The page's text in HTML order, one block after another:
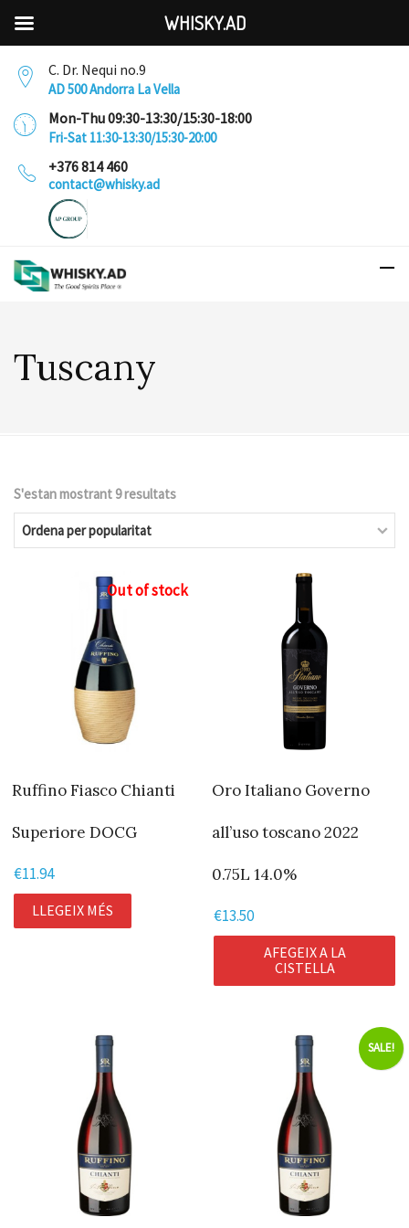
C. Dr. Nequi no.9
AD 500 Andorra La Vella
Mon-Thu 09:30-13:30/15:30-18:00
Fri-Sat 11:30-13:30/15:30-20:00
+376 814 460
contact@whisky.ad
Tuscany
S'estan mostrant 9 resultats
per
popularitat
Out of stock
Ruffino Fiasco Chianti
Superiore DOCG
€11.94
LLEGEIX MÉS
Oro Italiano Governo
all’uso toscano 2022
0.75L 14.0%
€13.50
AFEGEIX A LA
CISTELLA
SALE!
WHISKY.AD